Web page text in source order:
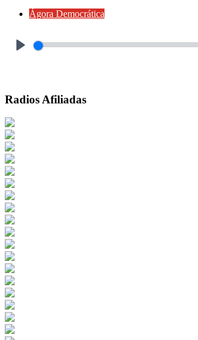
Ágora Democrática
Radios Afiliadas